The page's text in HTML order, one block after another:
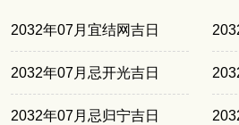
2032年07月宜结网吉日
2032年07月忌开光吉日
2032年07月忌归宁吉日